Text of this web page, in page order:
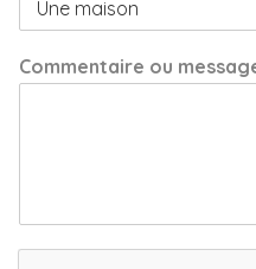
Commentaire ou